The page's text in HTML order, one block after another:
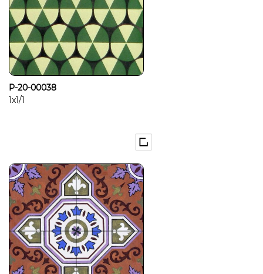
P-20-00038
1x1/1